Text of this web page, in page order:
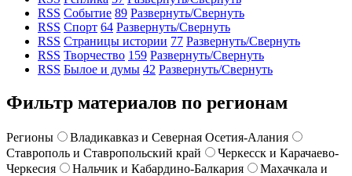
RSS Событие 89 Развернуть/Свернуть
RSS Спорт 64 Развернуть/Свернуть
RSS Страницы истории 77 Развернуть/Свернуть
RSS Творчество 159 Развернуть/Свернуть
RSS Былое и думы 42 Развернуть/Свернуть
Фильтр материалов по регионам
Регионы
Владикавказ и Северная Осетия-Алания
Ставрополь и Ставропольский край
Черкесск и Карачаево-
Черкесия
Нальчик и Кабардино-Балкария
Махачкала и